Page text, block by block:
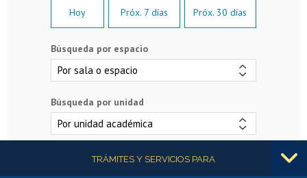
Hoy Próx. 7 días Próx. 30 días
Búsqueda por espacio
Búsqueda por unidad
Más informaciónTRÁMITES Y SERVICIOS PARA